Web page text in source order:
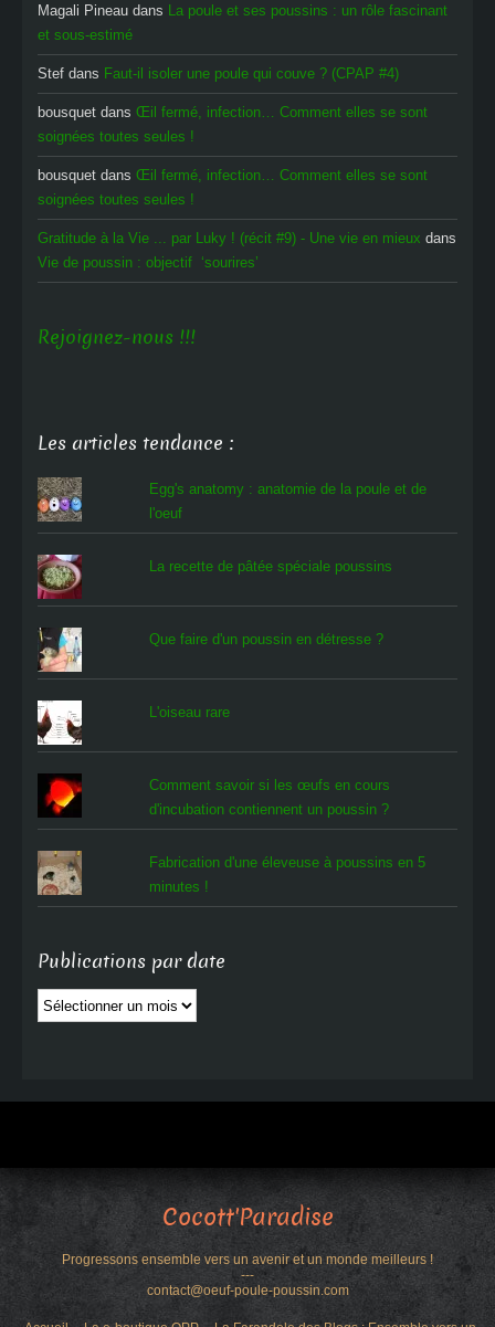
Magali Pineau dans La poule et ses poussins : un rôle fascinant
et sous-estimé
Stef dans Faut-il isoler une poule qui couve ? (CPAP #4)
bousquet dans Œil fermé, infection… Comment elles se sont
soignées toutes seules !
bousquet dans Œil fermé, infection… Comment elles se sont
soignées toutes seules !
Gratitude à la Vie ... par Luky ! (récit #9) - Une vie en mieux dans
Vie de poussin : objectif ‘sourires’
Rejoignez-nous !!!
Les articles tendance :
Egg's anatomy : anatomie de la poule et de
l'oeuf
La recette de pâtée spéciale poussins
Que faire d'un poussin en détresse ?
L'oiseau rare
Comment savoir si les œufs en cours
d'incubation contiennent un poussin ?
Fabrication d'une éleveuse à poussins en 5
minutes !
Publications par date
Publications
par
Cocott'Paradise
Progressons ensemble vers un avenir et un monde meilleurs !
---
contact@oeuf-poule-poussin.com